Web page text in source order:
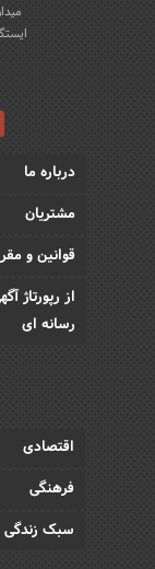
درباره ما
مشتریان
قوانین و
از رپورتاژ
رسانه ای
اقتصادی
فرهنگی
سبک زندگی